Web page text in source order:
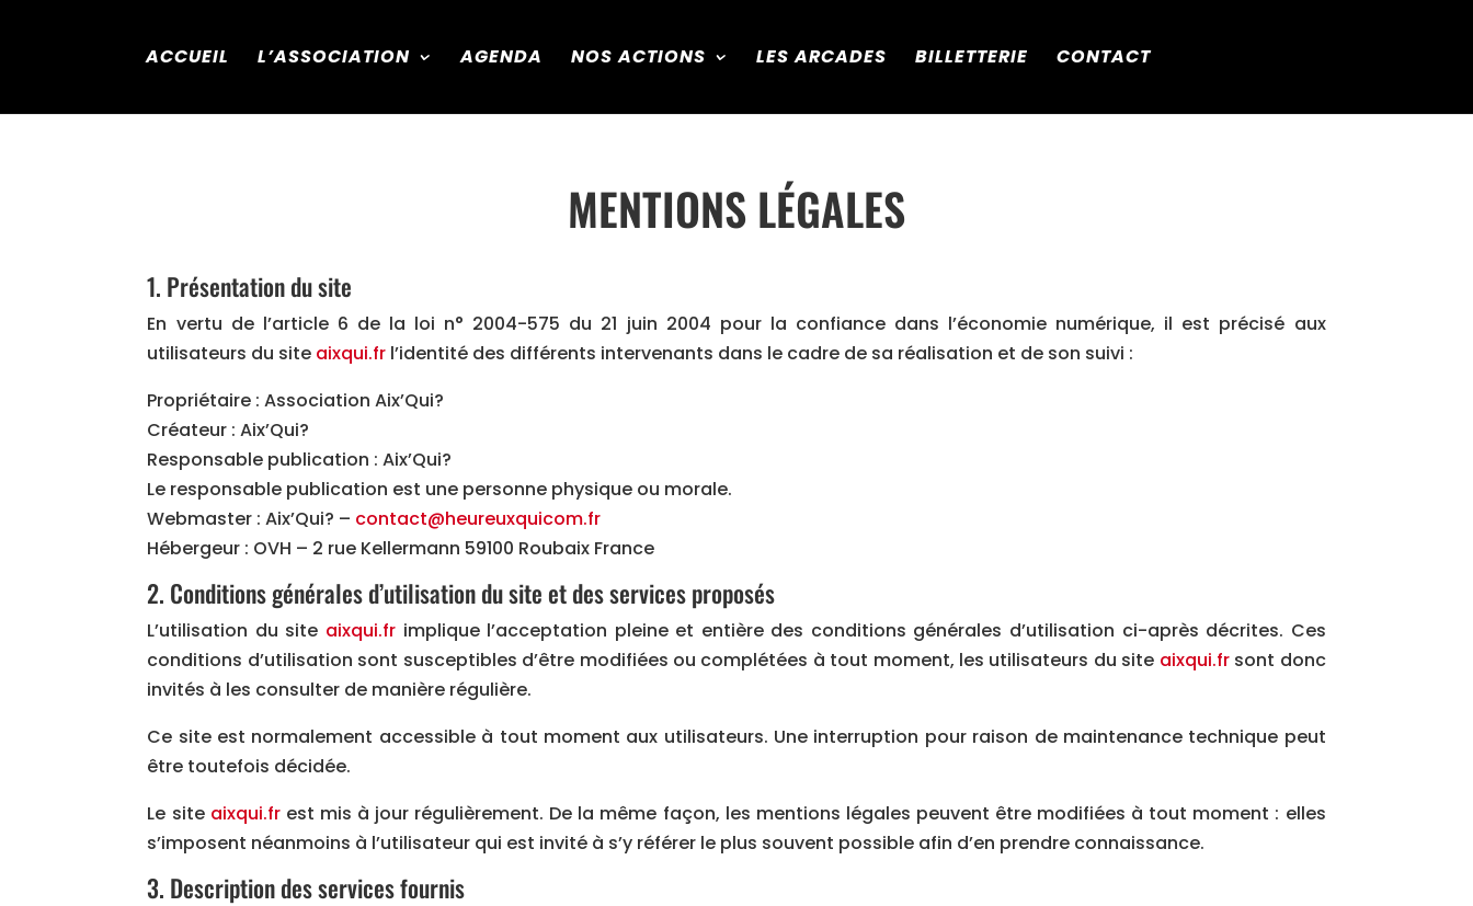
ACCUEIL L’ASSOCIATION AGENDA NOS ACTIONS LES ARCADES BILLETTERIE CONTACT
MENTIONS LÉGALES
1. Présentation du site
En vertu de l’article 6 de la loi n° 2004-575 du 21 juin 2004 pour la confiance dans l’économie numérique, il est précisé aux
utilisateurs du site aixqui.fr l’identité des différents intervenants dans le cadre de sa réalisation et de son suivi :
Propriétaire : Association Aix’Qui?
Créateur : Aix’Qui?
Responsable publication : Aix’Qui?
Le responsable publication est une personne physique ou morale.
Webmaster : Aix’Qui? – contact@heureuxquicom.fr
Hébergeur : OVH – 2 rue Kellermann 59100 Roubaix France
2. Conditions générales d’utilisation du site et des services proposés
L’utilisation du site aixqui.fr implique l’acceptation pleine et entière des conditions générales d’utilisation ci-après décrites. Ces
conditions d’utilisation sont susceptibles d’être modifiées ou complétées à tout moment, les utilisateurs du site aixqui.frsont donc
invités à les consulter de manière régulière.
Ce site est normalement accessible à tout moment aux utilisateurs. Une interruption pour raison de maintenance technique peut
être toutefois décidée.
Le site aixqui.frest mis à jour régulièrement. De la même façon, les mentions légales peuvent être modifiées à tout moment : elles
s’imposent néanmoins à l’utilisateur qui est invité à s’y référer le plus souvent possible afin d’en prendre connaissance.
3. Description des services fournis